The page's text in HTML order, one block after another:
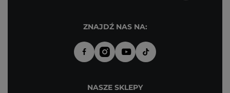
ZNAJDŹ NAS NA:
NASZE SKLEPY